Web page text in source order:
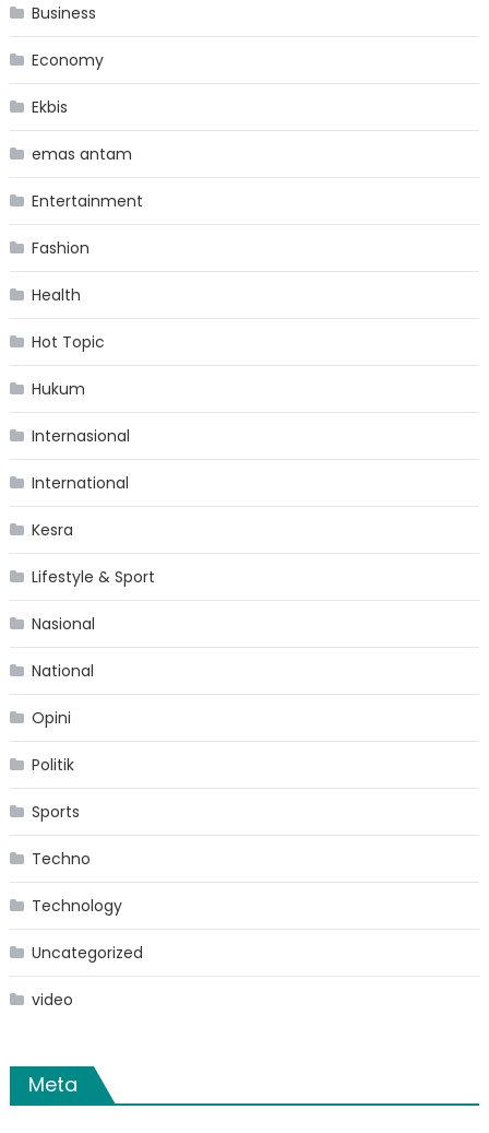
Business
Economy
Ekbis
emas antam
Entertainment
Fashion
Health
Hot Topic
Hukum
Internasional
International
Kesra
Lifestyle & Sport
Nasional
National
Opini
Politik
Sports
Techno
Technology
Uncategorized
video
Meta